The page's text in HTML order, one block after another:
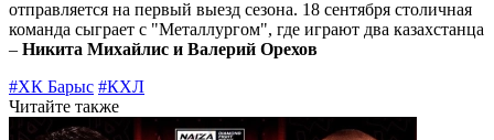
отправляется на первый выезд сезона. 18 сентября столичная
команда сыграет с "Металлургом", где играют два казахстанца
– Никита Михайлис и Валерий Орехов
#ХК Барыс #КХЛ
Читайте также